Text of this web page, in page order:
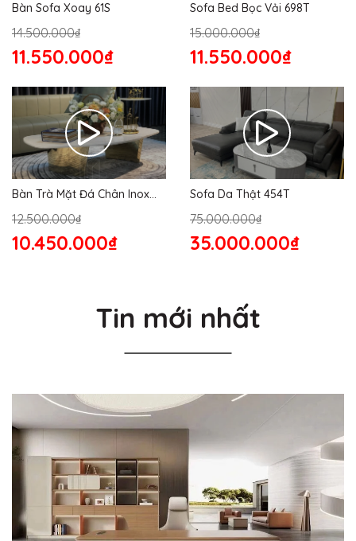
Bàn Sofa Xoay 61S
14.500.000₫
11.550.000₫
Sofa Bed Bọc Vải 698T
15.000.000₫
11.550.000₫
Bàn Trà Mặt Đá Chân Inox
12.500.000₫
10.450.000₫
Sofa Da Thật 454T
75.000.000₫
35.000.000₫
Tin mới nhất